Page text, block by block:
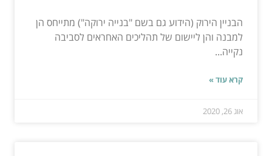
הבניין הירוק (הידוע גם בשם "בנייה ירוקה") מתייחס הן
למבנה והן ליישום של תהליכים האחראים לסביבה
נקייה...
קרא עוד »
אוג 26, 2020